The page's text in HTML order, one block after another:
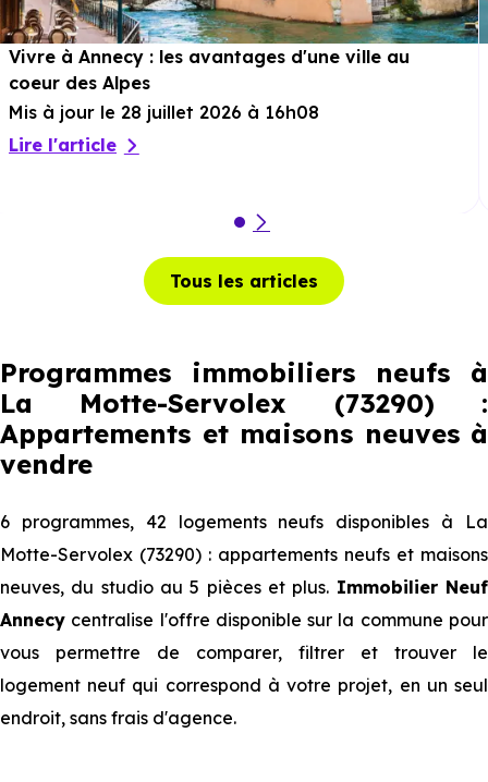
Vivre à Annecy : les avantages d'une ville au
coeur des Alpes
Mis à jour le 28 juillet 2026 à 16h08
Lire l'article
Tous les articles
Programmes immobiliers neufs à
La Motte-Servolex (73290) :
Appartements et maisons neuves à
vendre
6 programmes, 42 logements neufs disponibles à La
Motte-Servolex (73290) : appartements neufs et maisons
neuves, du studio au 5 pièces et plus. Immobilier Neuf
Annecy centralise l'offre disponible sur la commune pour
vous permettre de comparer, filtrer et trouver le
logement neuf qui correspond à votre projet, en un seul
endroit, sans frais d'agence.